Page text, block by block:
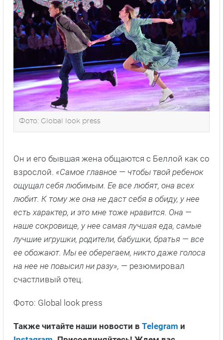
Фото: Global look press
Он и его бывшая жена общаются с Беллой как со
взрослой. «Самое главное — чтобы твой ребенок
ощущал себя любимым. Ее все любят, она всех
любит. К тому же она не даст себя в обиду, у нее
есть характер, и это мне тоже нравится. Она —
наше сокровище, у нее самая лучшая еда, самые
лучшие игрушки, родители, бабушки, братья — все
ее обожают. Мы ее оберегаем, никто даже голоса
на нее не повысил ни разу», — резюмировал
счастливый отец.
Фото: Global look press
Также читайте наши новости в Telegram и